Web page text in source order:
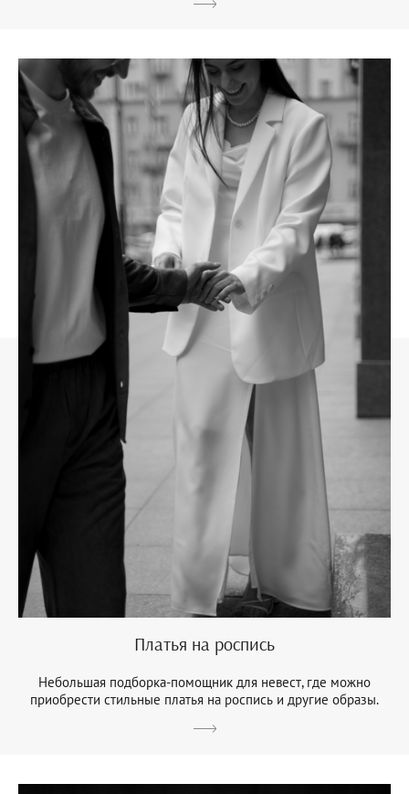
Платья на роспись
Небольшая подборка-помощник для невест, где можно
приобрести стильные платья на роспись и другие образы.